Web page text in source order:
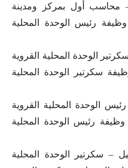
أول بمركز ومدينة
وظيفة رئيس الوحدة المحلية
الوحدة المحلية القروية
سكرتير الوحدة المحلية
الوحدة المحلية القروية
وظيفة رئيس الوحدة المحلية
– سكرتير الوحدة المحلية